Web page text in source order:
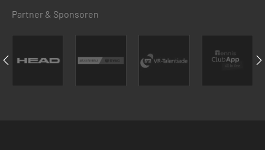
Partner & Sponsoren